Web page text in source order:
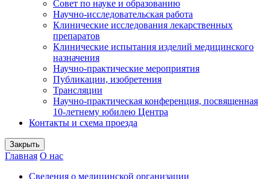
Совет по науке и образованию
Научно-исследовательская работа
Клинические исследования лекарственных
препаратов
Клинические испытания изделий медицинского
назначения
Научно-практические мероприятия
Публикации, изобретения
Трансляции
Научно-практическая конференция, посвященная
10-летнему юбилею Центра
Контакты и схема проезда
Закрыть
Главная О нас
Сведения о медицинской организации